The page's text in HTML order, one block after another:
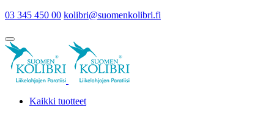
03 345 450 00 kolibri@suomenkolibri.fi
Kaikki tuotteet